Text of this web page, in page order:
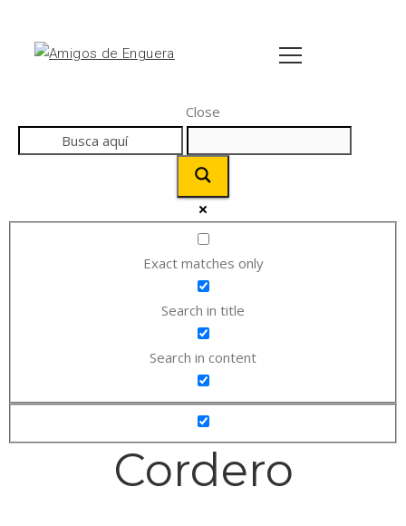
Close
Exact matches only
Search in title
Search in content
Cordero